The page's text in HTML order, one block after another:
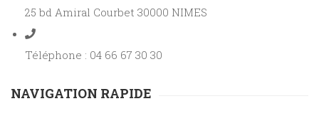
25 bd Amiral Courbet 30000 NIMES
Téléphone : 04 66 67 30 30
NAVIGATION RAPIDE